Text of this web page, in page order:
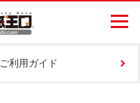
ご利用ガイド